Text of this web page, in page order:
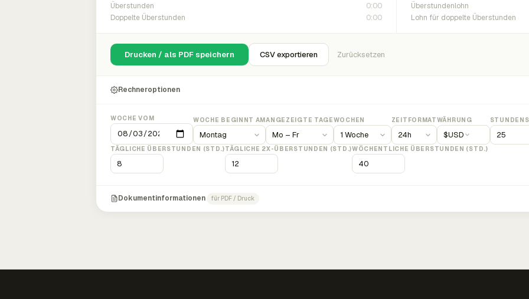
Überstunden 0:00
Doppelte Überstunden 0:00
Überstundenlohn
Lohn für doppelte Überstunden
Drucken / als PDF speichern CSV exportieren Zurücksetzen
Rechneroptionen
WOCHE VOM WOCHE BEGINNT AMANGEZEIGTE TAGEWOCHEN ZEITFORMATWÄHRUNG
$USD
TÄGLICHE ÜBERSTUNDEN (STD.)TÄGLICHE 2X-ÜBERSTUNDEN (STD.)WÖCHENTLICHE ÜBERSTUNDEN (STD.)
Dokumentinformationen für PDF / Druck